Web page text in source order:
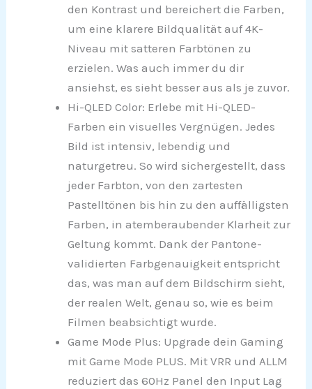
den Kontrast und bereichert die Farben,
um eine klarere Bildqualität auf 4K-
Niveau mit satteren Farbtönen zu
erzielen. Was auch immer du dir
ansiehst, es sieht besser aus als je zuvor.
Hi-QLED Color: Erlebe mit Hi-QLED-
Farben ein visuelles Vergnügen. Jedes
Bild ist intensiv, lebendig und
naturgetreu. So wird sichergestellt, dass
jeder Farbton, von den zartesten
Pastelltönen bis hin zu den auffälligsten
Farben, in atemberaubender Klarheit zur
Geltung kommt. Dank der Pantone-
validierten Farbgenauigkeit entspricht
das, was man auf dem Bildschirm sieht,
der realen Welt, genau so, wie es beim
Filmen beabsichtigt wurde.
Game Mode Plus: Upgrade dein Gaming
mit Game Mode PLUS. Mit VRR und ALLM
reduziert das 60Hz Panel den Input Lag